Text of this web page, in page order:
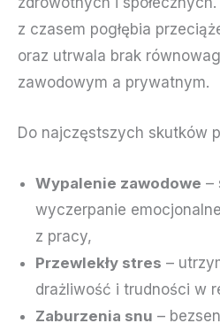
z czasem pogłębia
oraz utrwala brak
zawodowym a prywatnym.
Do najczęstszych skutków
Wypalenie zawodowe –
wyczerpanie
z pracy,
Przewlekły stres –
drażliwość i trudności w
Zaburzenia snu –